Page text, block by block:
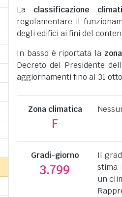
La classificazione
regolamentare il
degli edifici ai fini del
In basso è riportata la
Decreto del Presidente
aggiornamenti fino al 31
Zona climatica
F
Gradi-giorno
3.799
Il
stima
un